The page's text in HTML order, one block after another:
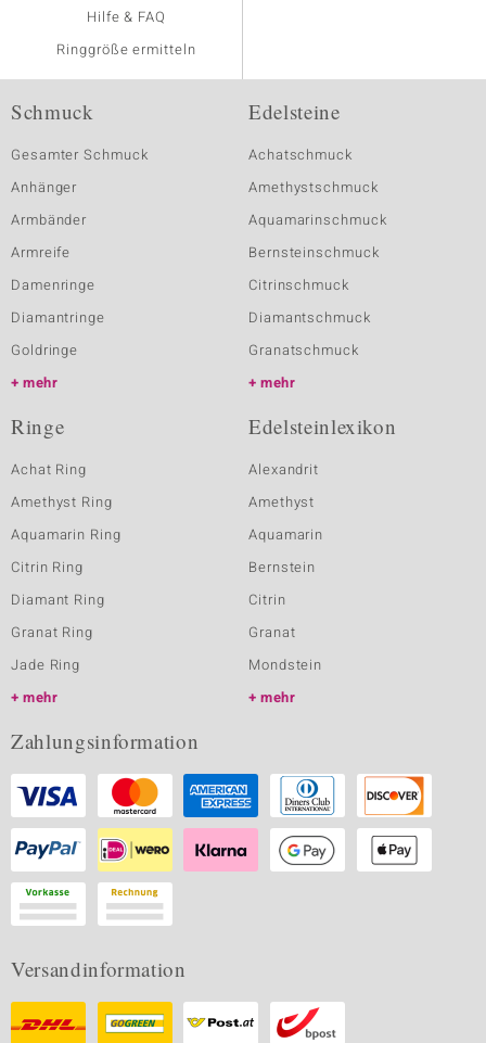
Hilfe & FAQ
Ringgröße ermitteln
Schmuck
Gesamter Schmuck
Anhänger
Armbänder
Armreife
Damenringe
Diamantringe
Goldringe
mehr
Edelsteine
Achatschmuck
Amethystschmuck
Aquamarinschmuck
Bernsteinschmuck
Citrinschmuck
Diamantschmuck
Granatschmuck
mehr
Ringe
Achat Ring
Amethyst Ring
Aquamarin Ring
Citrin Ring
Diamant Ring
Granat Ring
Jade Ring
mehr
Edelsteinlexikon
Alexandrit
Amethyst
Aquamarin
Bernstein
Citrin
Granat
Mondstein
mehr
Zahlungsinformation
Versandinformation